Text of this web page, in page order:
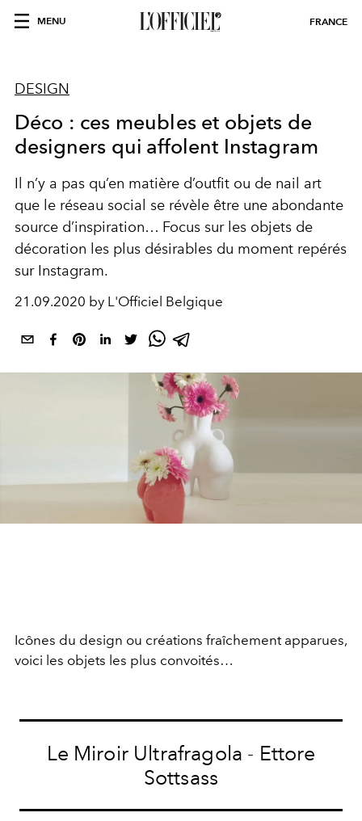
MENU FRANCE
DESIGN
Déco : ces meubles et objets de
designers qui affolent Instagram
Il n’y a pas qu’en matière d’outfit ou de nail art
que le réseau social se révèle être une abondante
source d’inspiration… Focus sur les objets de
décoration les plus désirables du moment repérés
sur Instagram.
21.09.2020 by L'Officiel Belgique
Icônes du design ou créations fraîchement apparues,
voici les objets les plus convoités…
Le Miroir Ultrafragola - Ettore
Sottsass